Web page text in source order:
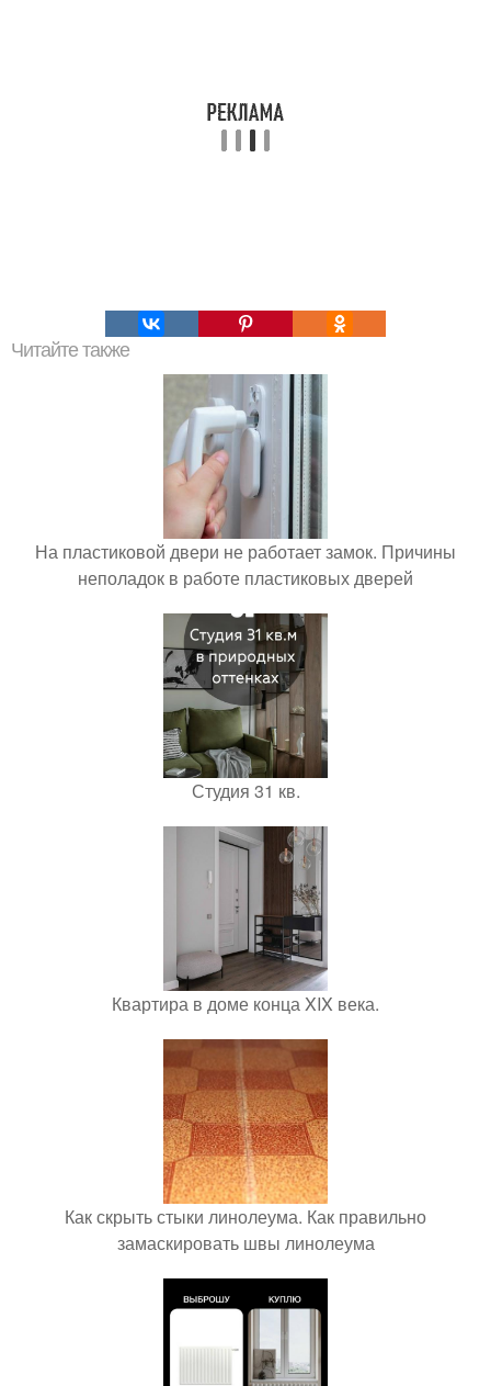
Читайте также
На пластиковой двери не работает замок. Причины
неполадок в работе пластиковых дверей
Студия 31 кв.
Квартира в доме конца XIX века.
Как скрыть стыки линолеума. Как правильно
замаскировать швы линолеума